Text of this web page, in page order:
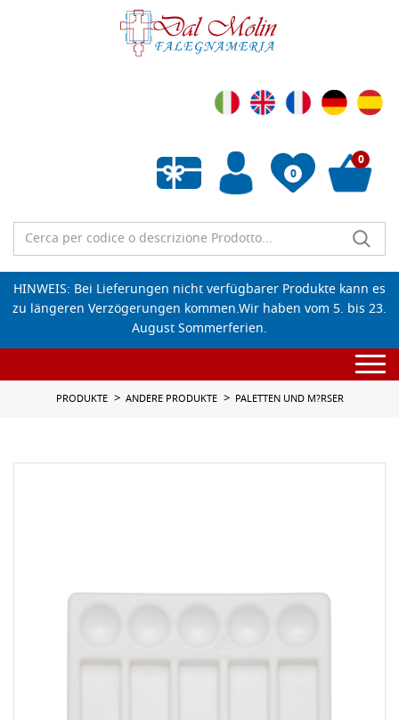
0
Wunschliste leeren
0
HINWEIS: Bei Lieferungen nicht verfügbarer Produkte kann es
zu längeren Verzögerungen kommen.Wir haben vom 5. bis 23.
August Sommerferien.
PRODUKTE ANDERE PRODUKTE PALETTEN UND M?RSER